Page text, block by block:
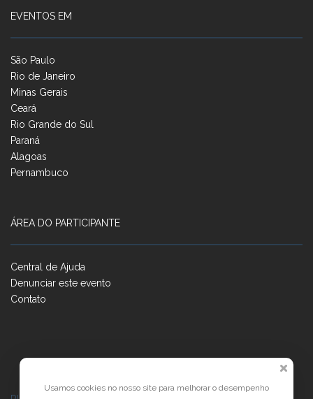
EVENTOS EM
São Paulo
Rio de Janeiro
Minas Gerais
Ceará
Rio Grande do Sul
Paraná
Alagoas
Pernambuco
ÁREA DO PARTICIPANTE
Central de Ajuda
Denunciar este evento
Contato
Usamos cookies no nosso site para melhorar o desempenho